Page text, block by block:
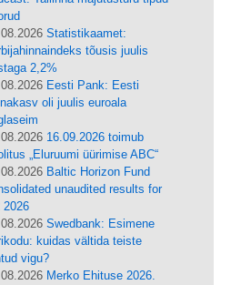
Statistikaamet:
tõusis juulis
2,2%
Eesti Pank: Eesti
oli juulis euroala
16.09.2026 toimub
„Eluruumi üürimise ABC“
Baltic Horizon Fund
unaudited results for
2026
Swedbank: Esimene
kuidas vältida teiste
vigu?
Merko Ehituse 2026.